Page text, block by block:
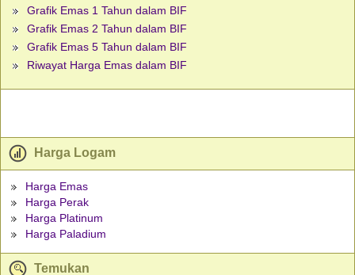
Grafik Emas 1 Tahun dalam BIF
Grafik Emas 2 Tahun dalam BIF
Grafik Emas 5 Tahun dalam BIF
Riwayat Harga Emas dalam BIF
Harga Logam
Harga Emas
Harga Perak
Harga Platinum
Harga Paladium
Temukan